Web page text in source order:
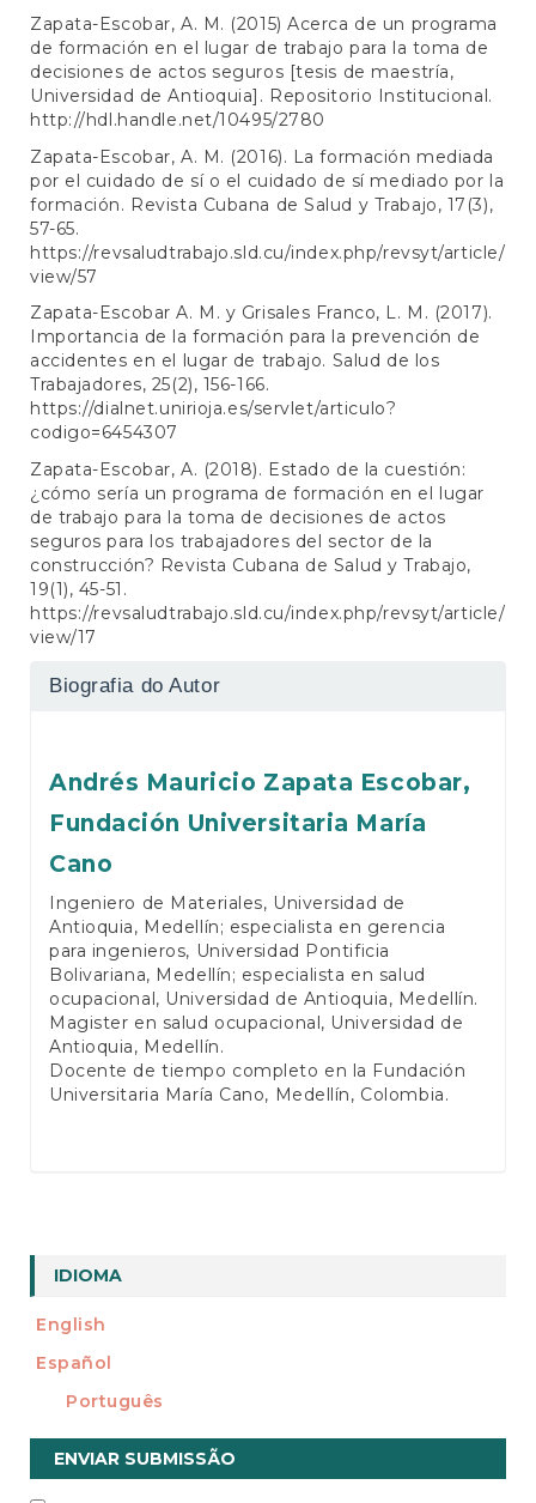
Zapata-Escobar, A. M. (2015) Acerca de un programa
de formación en el lugar de trabajo para la toma de
decisiones de actos seguros [tesis de maestría,
Universidad de Antioquia]. Repositorio Institucional.
http://hdl.handle.net/10495/2780
Zapata-Escobar, A. M. (2016). La formación mediada
por el cuidado de sí o el cuidado de sí mediado por la
formación. Revista Cubana de Salud y Trabajo, 17(3),
57-65.
https://revsaludtrabajo.sld.cu/index.php/revsyt/article/
view/57
Zapata-Escobar A. M. y Grisales Franco, L. M. (2017).
Importancia de la formación para la prevención de
accidentes en el lugar de trabajo. Salud de los
Trabajadores, 25(2), 156-166.
https://dialnet.unirioja.es/servlet/articulo?
codigo=6454307
Zapata-Escobar, A. (2018). Estado de la cuestión:
¿cómo sería un programa de formación en el lugar
de trabajo para la toma de decisiones de actos
seguros para los trabajadores del sector de la
construcción? Revista Cubana de Salud y Trabajo,
19(1), 45-51.
https://revsaludtrabajo.sld.cu/index.php/revsyt/article/
view/17
Biografia do Autor
Andrés Mauricio Zapata Escobar,
Fundación Universitaria María
Cano
Ingeniero de Materiales, Universidad de
Antioquia, Medellín; especialista en gerencia
para ingenieros, Universidad Pontificia
Bolivariana, Medellín; especialista en salud
ocupacional, Universidad de Antioquia, Medellín.
Magister en salud ocupacional, Universidad de
Antioquia, Medellín.
Docente de tiempo completo en la Fundación
Universitaria María Cano, Medellín, Colombia.
IDIOMA
English
Español
Português
Enviar
Submissão
ENVIAR SUBMISSÃO